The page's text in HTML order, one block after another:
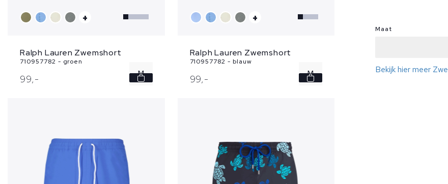
+
Ralph Lauren Zwemshort
710957782 - groen
99,- M
+
Ralph Lauren Zwemshort
710957782 - blauw
99,- M
Maat
Bekijk hier meer